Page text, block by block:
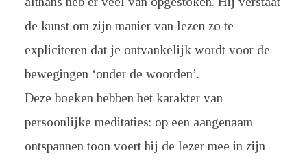
de kunst om zijn manier van lezen zo te
expliciteren dat je ontvankelijk wordt voor de
bewegingen ‘onder de woorden’.
Deze boeken hebben het karakter van
persoonlijke meditaties: op een aangenaam
ontspannen toon voert hij de lezer mee in zijn